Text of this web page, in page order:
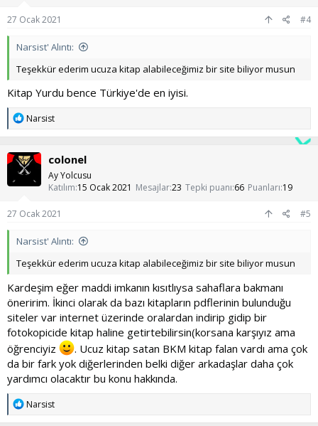
27 Ocak 2021 #4
Narsist' Alıntı:
Teşekkür ederim ucuza kitap alabileceğimiz bir site biliyor musun
Kitap Yurdu bence Türkiye'de en iyisi.
T
p
k
i
l
e
Narsist
colonel
Ay Yolcusu
Katılım 15 Ocak 2021 Mesajlar23 Tepki puanı 66 Puanları 19
27 Ocak 2021 #5
Narsist' Alıntı:
Teşekkür ederim ucuza kitap alabileceğimiz bir site biliyor musun
Kardeşim eğer maddi imkanın kısıtlıysa sahaflara bakmanı
öneririm. İkinci olarak da bazı kitapların pdflerinin bulunduğu
siteler var internet üzerinde oralardan indirip gidip bir
fotokopicide kitap haline getirtebilirsin(korsana karşıyız ama
öğrenciyiz
. Ucuz kitap satan BKM kitap falan vardı ama çok
da bir fark yok diğerlerinden belki diğer arkadaşlar daha çok
yardımcı olacaktır bu konu hakkında.
T
Narsist